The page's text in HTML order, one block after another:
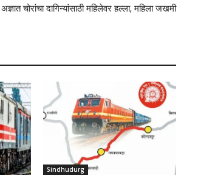
चोरांचा दागिन्यांसाठी महिलेवर हल्ला, महिला जखमी
Sindhudurg